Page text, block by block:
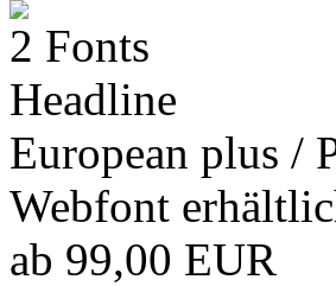
2 Fonts
Headline
European plus /
Webfont
ab 99,00 EUR